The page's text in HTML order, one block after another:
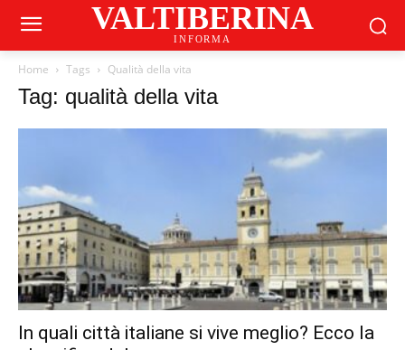
VALTIBERINA
INFORMA
Home Tags Qualità della vita
Tag: qualità della vita
In quali città italiane si vive meglio? Ecco la